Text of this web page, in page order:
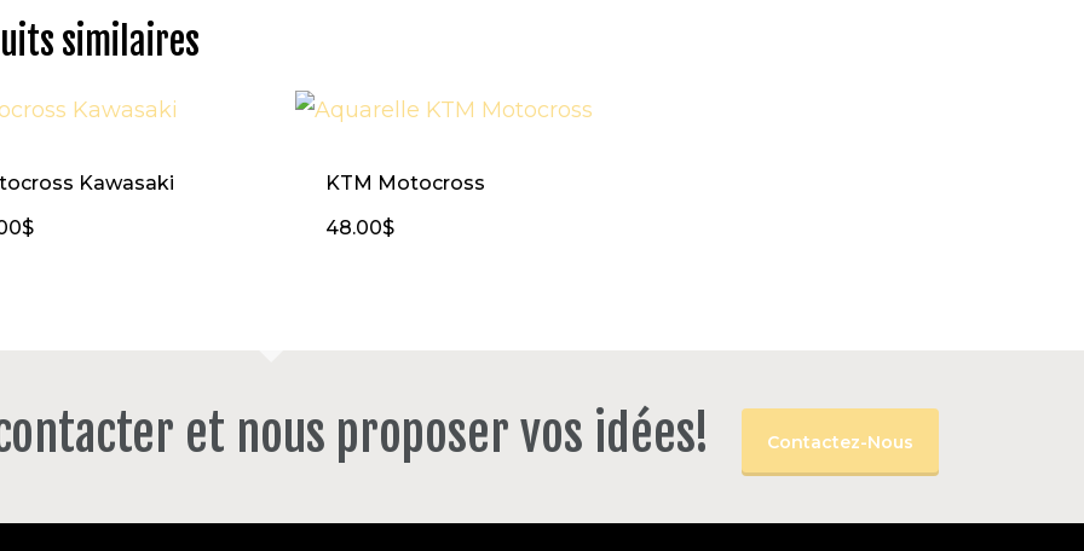
similaires
Kawasaki
$
KTM Motocross
48.00$
et nous proposer vos idées! Contactez-Nous